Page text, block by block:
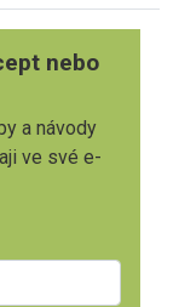
nebo
a návody
ve své e-